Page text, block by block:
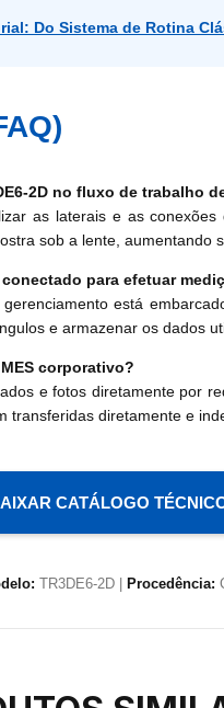
Do Sistema de Rotina
2D no fluxo de trabalho
as laterais e as
sob a lente, aumentando
para efetuar
está
e armazenar os dados
corporativo?
e fotos diretamente por
diretamente e
CATÁLOGO
TR3DE6-2D | Procedência: